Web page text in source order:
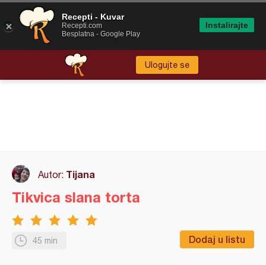
Ulogujte se
Autor: Tijana
45 min Dodaj u listu
Tikvica slana torta
Recepti - Kuvar
Recepti.com
Besplatna - Google Play
Instalirajte